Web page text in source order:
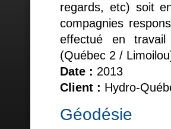
regards, etc) soit
compagnies
effectué en travail
(Québec 2 /
Date : 2013
Client : Hydro-
Géodésie